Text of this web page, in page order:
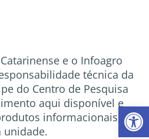
e o Infoagro
técnica da
do Centro de Pesquisa
aqui disponível e
informacionais
unidade.